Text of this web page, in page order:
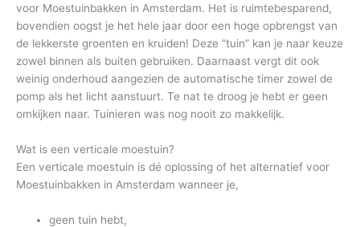
voor Moestuinbakken in Amsterdam. Het is ruimtebesparend,
bovendien oogst je het hele jaar door een hoge opbrengst van
de lekkerste groenten en kruiden! Deze “tuin” kan je naar keuze
zowel binnen als buiten gebruiken. Daarnaast vergt dit ook
weinig onderhoud aangezien de automatische timer zowel de
pomp als het licht aanstuurt. Te nat te droog je hebt er geen
omkijken naar. Tuinieren was nog nooit zo makkelijk.
Wat is een verticale moestuin?
Een verticale moestuin is dé oplossing of het alternatief voor
Moestuinbakken in Amsterdam wanneer je,
geen tuin hebt,